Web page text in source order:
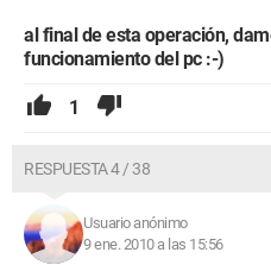
al final de esta operación,
funcionamiento del pc :-)
1
RESPUESTA 4 / 38
Usuario anónimo
9 ene. 2010 a las 15:56